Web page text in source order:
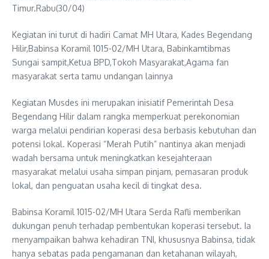
Timur.Rabu(30/04)
Kegiatan ini turut di hadiri Camat MH Utara, Kades Begendang
Hilir,Babinsa Koramil 1015-02/MH Utara, Babinkamtibmas
Sungai sampit,Ketua BPD,Tokoh Masyarakat,Agama fan
masyarakat serta tamu undangan lainnya
Kegiatan Musdes ini merupakan inisiatif Pemerintah Desa
Begendang Hilir dalam rangka memperkuat perekonomian
warga melalui pendirian koperasi desa berbasis kebutuhan dan
potensi lokal. Koperasi “Merah Putih” nantinya akan menjadi
wadah bersama untuk meningkatkan kesejahteraan
masyarakat melalui usaha simpan pinjam, pemasaran produk
lokal, dan penguatan usaha kecil di tingkat desa.
Babinsa Koramil 1015-02/MH Utara Serda Rafli memberikan
dukungan penuh terhadap pembentukan koperasi tersebut. Ia
menyampaikan bahwa kehadiran TNI, khususnya Babinsa, tidak
hanya sebatas pada pengamanan dan ketahanan wilayah,